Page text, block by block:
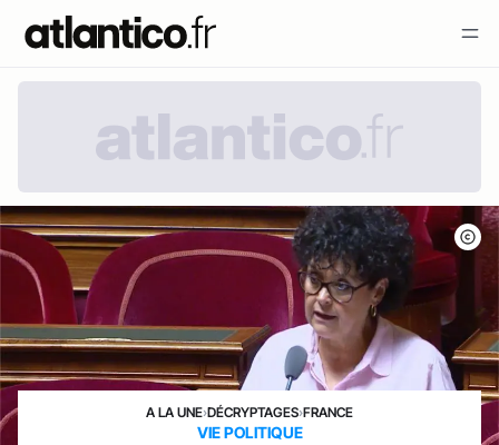
A LA UNE›DÉCRYPTAGES›FRANCE
VIE POLITIQUE